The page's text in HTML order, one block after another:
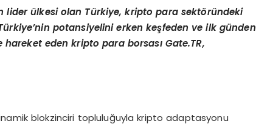
lider ülkesi olan Türkiye, kripto para sektöründeki
potansiyelini erken keşfeden ve ilk günden
eden kripto para borsası Gate.TR,
blokzinciri topluluğuyla kripto adaptasyonu